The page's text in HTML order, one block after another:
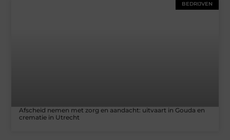
BEDRIJVEN
Afscheid nemen met zorg en aandacht: uitvaart in Gouda en
crematie in Utrecht